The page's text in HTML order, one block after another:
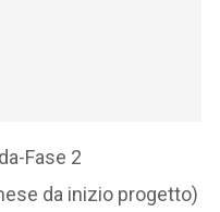
Fase 2
da inizio progetto)